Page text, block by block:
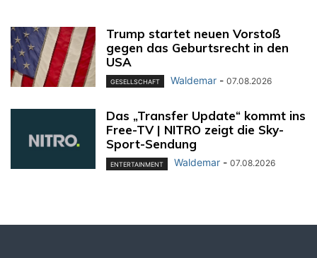
Trump startet neuen Vorstoß
gegen das Geburtsrecht in den
USA
GESELLSCHAFT Waldemar - 07.08.2026
Das „Transfer Update“ kommt ins
Free-TV | NITRO zeigt die Sky-
Sport-Sendung
ENTERTAINMENT Waldemar - 07.08.2026